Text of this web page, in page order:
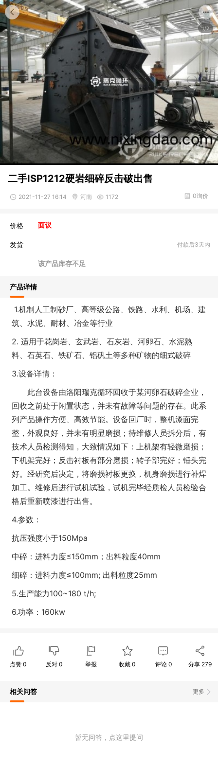
1/2
二手ISP1212硬岩细碎反击破出售
2021-11-27 16:14 河南 1172 0询价
价格 面议
发货 付款后3天内
该产品库存不足
产品详情
1.机制人工制砂厂、高等级公路、铁路、水利、机场、建
筑、水泥、耐材、冶金等行业
2. 适用于花岗岩、玄武岩、石灰岩、河卵石、水泥熟
料、石英石、铁矿石、铝矾土等多种矿物的细式破碎
3.设备详情：
此台设备由洛阳瑞克循环回收于某河卵石破碎企业，
回收之前处于闲置状态，并未有故障等问题的存在。此系
列产品操作方便、高效节能。设备回厂时，整机漆面完
整，外观良好，并未有明显磨损；待维修人员拆分后，有
技术人员检测得知，大致情况如下：上机架有轻微磨损；
下机架完好；反击衬板有部分磨损；转子部完好；锤头完
好。经研究后决定，将磨损衬板更换，机身磨损进行补焊
加工。维修后进行试机试验，试机完毕经质检人员检验合
格后重新喷漆进行出售。
4.参数：
抗压强度小于150Mpa
中碎：进料力度≤150mm；出料粒度40mm
细碎：进料力度≤100mm; 出料粒度25mm
5.生产能力100~180 t/h;
6.功率：160kw
点赞 0 反对0 举报 收藏 0 评论 0 分享 279
更多
相关问答
暂无问答，点这里提问